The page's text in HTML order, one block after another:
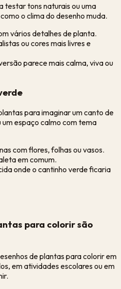
testar tons naturais ou uma
o clima do desenho muda.
vários detalhes de planta.
ou cores mais livres e
parece mais calma, viva ou
para imaginar um canto de
um espaço calmo com tema
com flores, folhas ou vasos.
em comum.
onde o cantinho verde ficaria
para colorir são
de plantas para colorir em
em atividades escolares ou em